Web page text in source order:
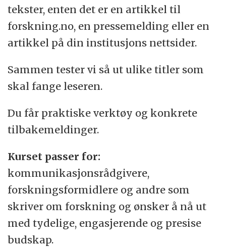
tekster, enten det er en artikkel til
forskning.no, en pressemelding eller en
artikkel på din institusjons nettsider.
Sammen tester vi så ut ulike titler som
skal fange leseren.
Du får praktiske verktøy og konkrete
tilbakemeldinger.
Kurset passer for:
kommunikasjonsrådgivere,
forskningsformidlere og andre som
skriver om forskning og ønsker å nå ut
med tydelige, engasjerende og presise
budskap.